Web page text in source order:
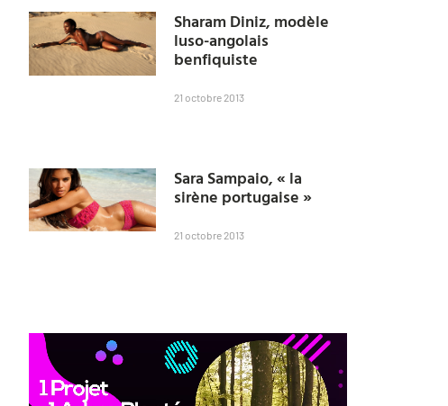
Sharam Diniz, modèle
luso-angolais
benfiquiste
21 octobre 2013
Sara Sampaio, « la
sirène portugaise »
21 octobre 2013